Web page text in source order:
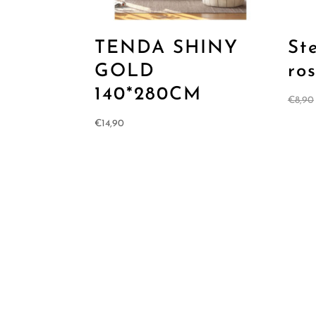
TENDA SHINY
GOLD
140*280CM
€14,90
€8,90